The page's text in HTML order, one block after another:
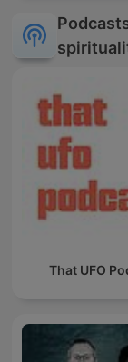
That UFO